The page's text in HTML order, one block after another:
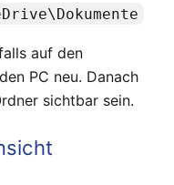
auf den
PC neu. Danach
sichtbar sein.